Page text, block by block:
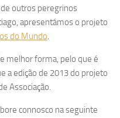
outros peregrinos
apresentámos o projeto
do Mundo.
melhor forma, pelo que é
a edição de 2013 do projeto
Associação.
connosco na seguinte